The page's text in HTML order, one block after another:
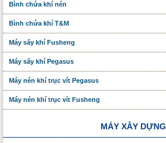
Bình chứa khí nén
Bình chứa khí T&M
Máy sấy khí Fusheng
Máy sấy khí Pegasus
Máy nén khí trục vít Pegasus
Máy nén khí trục vít Fusheng
MÁY XÂY DỰNG